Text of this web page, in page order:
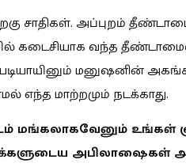
சாதிகள். அப்புறம்
கடைசியாக வந்த
மனுஷனின்
எந்த மாற்றமும் நடக்காது.
மங்கலாகவேனும் உங்கள்
அபிலாஷைகள்